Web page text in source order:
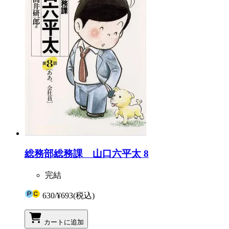
総務部総務課 山口六平太 8
完結
630/¥693(税込)
カートに追加